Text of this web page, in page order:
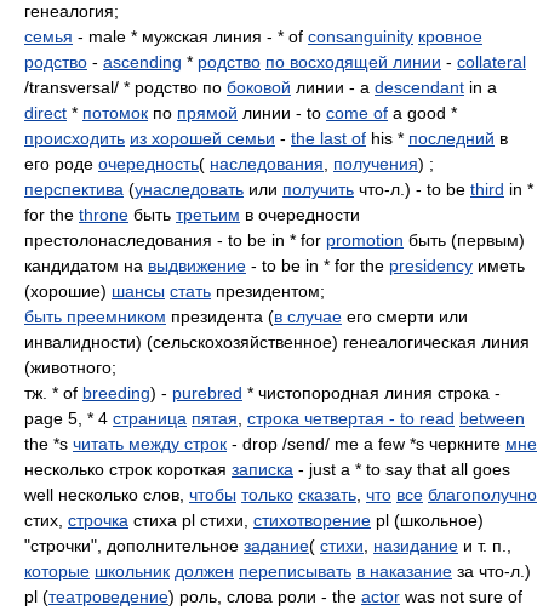
генеалогия;
семья - male * мужская линия - * of consanguinity кровное
родство - ascending * родство по восходящей линии - collateral
/transversal/ * родство по боковой линии - a descendant in a
direct * потомок по прямой линии - to come of a good *
происходить из хорошей семьи - the last of his * последний в
его роде очередность( наследования получения) ;
перспектива (унаследовать или получить что-л.) - to be third in *
for the throne быть третьим в очередности
престолонаследования - to be in * for promotion быть (первым)
кандидатом на выдвижение - to be in * for the presidency иметь
(хорошие) шансы стать президентом;
быть преемником президента (в случае его смерти или
инвалидности) (сельскохозяйственное) генеалогическая линия
(животного;
тж. * of breeding) - purebred * чистопородная линия строка -
page 5, * 4 страница пятая строка четвертая - to read between
the *s читать между строк - drop /send/ me a few *s черкните мне
несколько строк короткая записка - just a * to say that all goes
well несколько слов, чтобы только сказать что все благополучно
стих, строчка стиха pl стихи, стихотворение pl (школьное)
"строчки", дополнительное задание( стихи назидание и т. п.,
которые школьник должен переписывать в наказание за что-л.)
pl (театроведение) роль, слова роли - the actor was not sure of